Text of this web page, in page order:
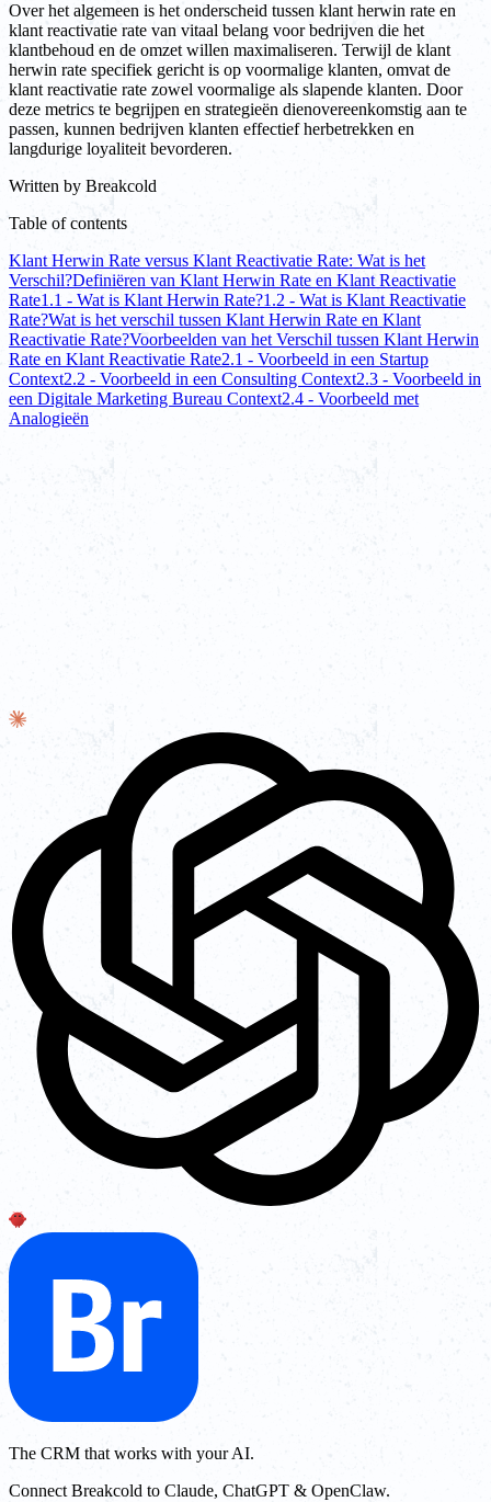
Over het algemeen is het onderscheid tussen klant herwin rate en
klant reactivatie rate van vitaal belang voor bedrijven die het
klantbehoud en de omzet willen maximaliseren. Terwijl de klant
herwin rate specifiek gericht is op voormalige klanten, omvat de
klant reactivatie rate zowel voormalige als slapende klanten. Door
deze metrics te begrijpen en strategieën dienovereenkomstig aan te
passen, kunnen bedrijven klanten effectief herbetrekken en
langdurige loyaliteit bevorderen.
Written by Breakcold
Table of contents
Klant Herwin Rate versus Klant Reactivatie Rate: Wat is het
Verschil?Definiëren van Klant Herwin Rate en Klant Reactivatie
Rate1.1 - Wat is Klant Herwin Rate?1.2 - Wat is Klant Reactivatie
Rate?Wat is het verschil tussen Klant Herwin Rate en Klant
Reactivatie Rate?Voorbeelden van het Verschil tussen Klant Herwin
Rate en Klant Reactivatie Rate2.1 - Voorbeeld in een Startup
Context2.2 - Voorbeeld in een Consulting Context2.3 - Voorbeeld in
een Digitale Marketing Bureau Context2.4 - Voorbeeld met
Analogieën
The CRM that works with your AI.
Connect Breakcold to Claude, ChatGPT & OpenClaw.